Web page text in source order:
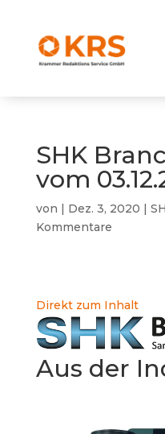
SHK
vom
von | Dez. 3, 2020 |
Kommentare
Direkt zum Inhalt
Aus der